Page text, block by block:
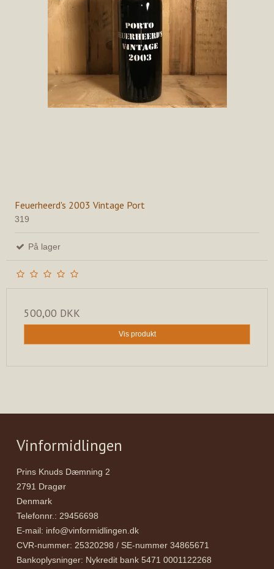
Feuerheerd's 2003 Vintage Port
319
På lager
500,00 DKK
Vis produkt
Vinformidlingen
Prins Knuds Dæmning 2
2791 Dragør
Denmark
Telefonnr. : 29456698
E-mail: info@vinformidlingen.dk
CVR-nummer: 25320298 / SE-nummer 34865671
Bankoplysninger: Nykredit bank 5471 0001122268